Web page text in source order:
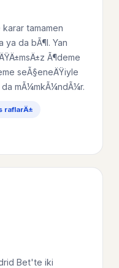
tamamen
ya da bÃ¶l. Yan
Ã¶deme
seÃ§eneÄŸiyle
da mÃ¼mkÃ¼ndÃ¼r.
raflarÄ±
Bet'te iki